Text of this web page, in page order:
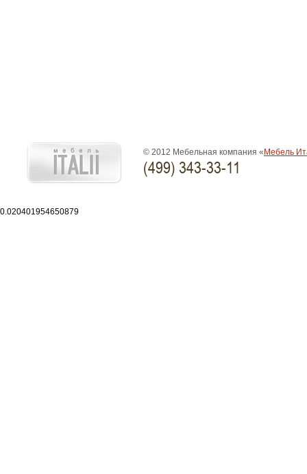
© 2012 Мебельная компания « Мебель
(499) 343-33-11
0.020401954650879